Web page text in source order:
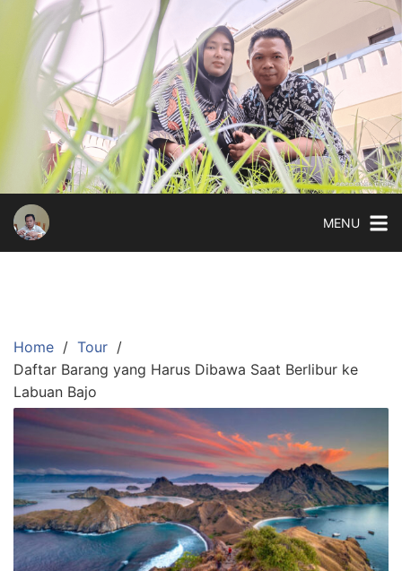
content
MENU
Home
Tour
Daftar Barang yang Harus Dibawa Saat Berlibur ke
Labuan Bajo